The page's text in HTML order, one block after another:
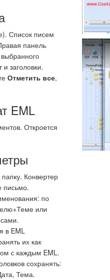
Список писем
панель
заголовки.
Отметить все,
EML
Откроется
Конвертер
письмо.
по
или
в EML
их как
с каждым EML.
сохранять:
Тема.